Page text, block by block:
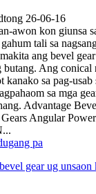
26-06-16
awon kon giunsa
tali sa
ang bevel
butang. Ang conical
kanako sa pag-usab
sa mga
Advantage
Angular
pa